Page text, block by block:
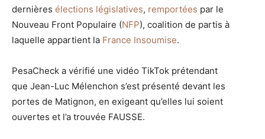
dernières élections législatives, remportées par le
Nouveau Front Populaire (NFP), coalition de partis à
laquelle appartient la France Insoumise.
PesaCheck a vérifié une vidéo TikTok prétendant
que Jean-Luc Mélenchon s’est présenté devant les
portes de Matignon, en exigeant qu’elles lui soient
ouvertes et l’a trouvée FAUSSE.